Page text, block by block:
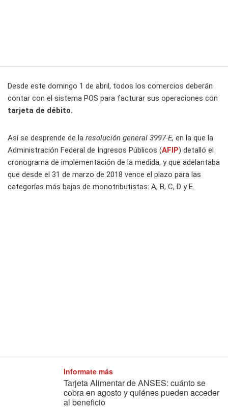
Desde este domingo 1 de abril, todos los comercios deberán
contar con el sistema POS para facturar sus operaciones con
tarjeta de débito.
Así se desprende de la resolución general 3997-E, en la que la
Administración Federal de Ingresos Públicos (AFIP) detalló el
cronograma de implementación de la medida, y que adelantaba
que desde el 31 de marzo de 2018 vence el plazo para las
categorías más bajas de monotributistas: A, B, C, D y E.
Informate más
Tarjeta Alimentar de ANSES: cuánto se
cobra en agosto y quiénes pueden acceder
al beneficio